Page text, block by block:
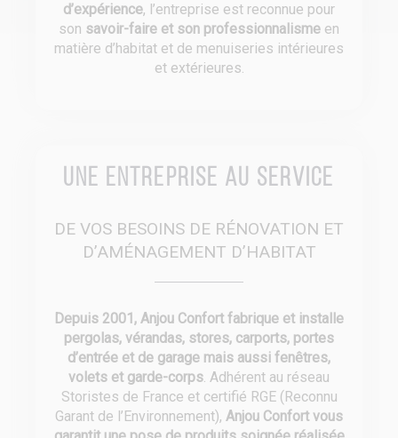
d’expérience, l’entreprise est reconnue pour
son savoir-faire et son professionnalisme en
matière d’habitat et de menuiseries intérieures
et extérieures.
Une entreprise au service
DE VOS BESOINS DE RÉNOVATION ET
D’AMÉNAGEMENT D’HABITAT
Depuis 2001, Anjou Confort fabrique et installe
pergolas, vérandas, stores, carports, portes
d’entrée et de garage mais aussi fenêtres,
volets et garde-corps. Adhérent au réseau
Storistes de France et certifié RGE (Reconnu
Garant de l’Environnement), Anjou Confort vous